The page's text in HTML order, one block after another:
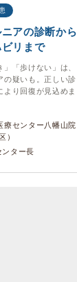
アの診断から
リまで
」「歩けない」は、
の疑いも。正しい診
より回復が見込めま
療センター八幡山院
）
ンター長